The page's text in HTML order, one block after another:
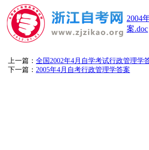
2004
案.doc
上一篇： 全国2002年4月自学考试行政管理学
下一篇： 2005年4月自考行政管理学答案